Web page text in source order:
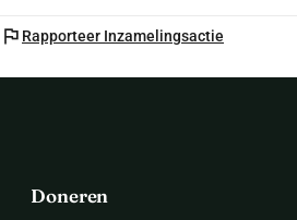
flag Rapporteer Inzamelingsactie
Doneren